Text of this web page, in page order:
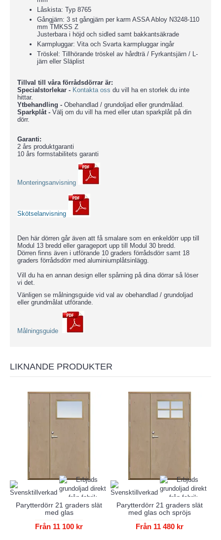
Låskista: Typ 8765
Gångjärn: 3 st gångjärn per karm ASSA Abloy N3248-110
mm TMKSS Z
Justerbara i höjd och sidled samt bakkantsäkrade
Karmpluggar: Vita och Svarta karmpluggar ingår
Tröskel: Tillhörande tröskel av hårdträ / Fyrkantsjärn / L-
järn eller Släplist
Tillval till våra förrådsdörrar är:
Specialstorlekar - Kontakta oss du vill ha en storlek du inte
hittar.
Ytbehandling - Obehandlad / grundoljad eller grundmålad.
Sparkplåt - Välj om du vill ha med eller utan sparkplåt på din
dörr.
Garanti:
2 års produktgaranti
10 års formstabilitets garanti
Monteringsanvisning
Skötselanvisning
Den här dörren går även att få smalare som en enkeldörr upp till
Modul 13 bredd eller garageport upp till Modul 30 bredd.
Dörren finns även i utförande 10 graders förrådsdörr samt 18
graders förrådsdörr med aluminiumplåtsinlägg.
Vill du ha en annan design eller spårning på dina dörrar så löser
vi det.
Vänligen se målningsguide vid val av obehandlad / grundoljad
eller grundmålat utförande.
Målningsguide
LIKNANDE PRODUKTER
Parytterdörr 21 graders slät
med glas
Från 11 100 kr
Parytterdörr 21 graders slät
med glas och spröjs
Från 11 480 kr